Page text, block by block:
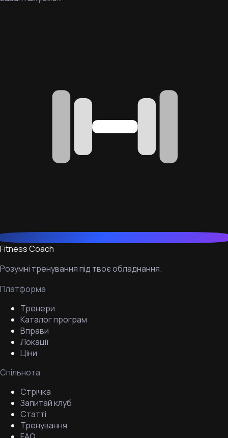
Fitness Coach
Розумні тренування під твоє обладнання.
Платформа
Тренери
Каталог програм
Вправи
Локації
Ціни
Спільнота
Стрічка
Запитай клуб
Статті
Тренування